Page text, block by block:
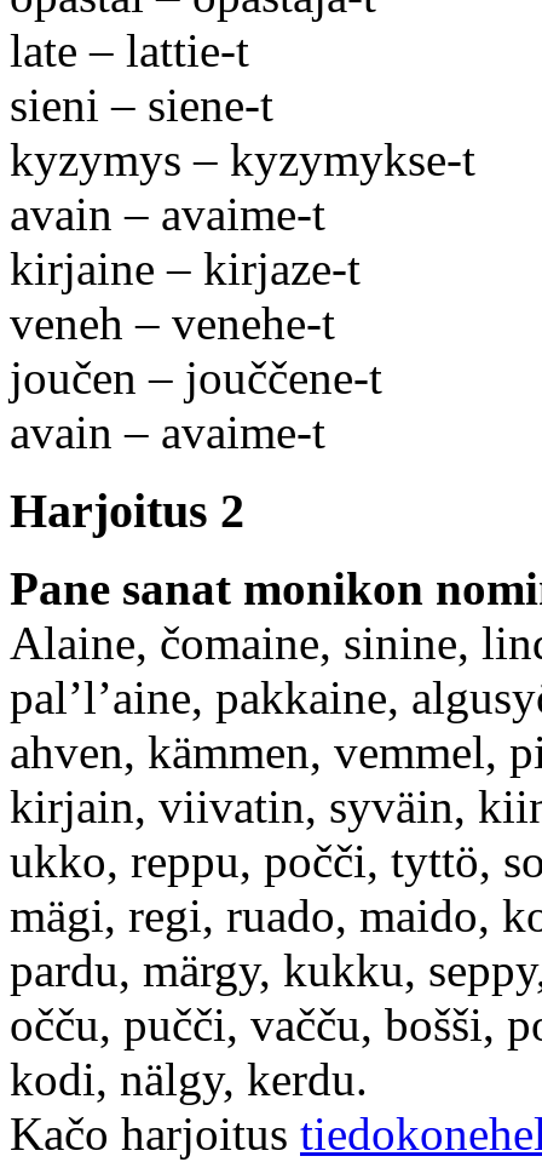
late – lattie-t
sieni – siene-t
kyzymys – kyzymykse-t
avain – avaime-t
kirjaine – kirjaze-t
veneh – venehe-t
joučen – jouččene-t
avain – avaime-t
Harjoitus 2
Pane sanat monikon
Alaine, čomaine, sinine,
pal’l’aine, pakkaine,
ahven, kämmen, vemmel,
kirjain, viivatin, syväin,
ukko, reppu, počči, tyttö,
mägi, regi, ruado, maido,
pardu, märgy, kukku,
očču, pučči, vačču, bošši,
kodi, nälgy, kerdu.
Kačo harjoitus